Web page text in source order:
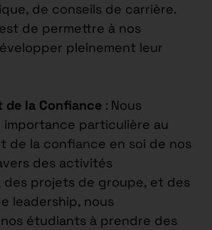
de conseils de carrière.
de permettre à nos
pleinement leur
de la Confiance : Nous
importance particulière au
de la confiance en soi de nos
des activités
des projets de groupe, et des
leadership, nous
étudiants à prendre des